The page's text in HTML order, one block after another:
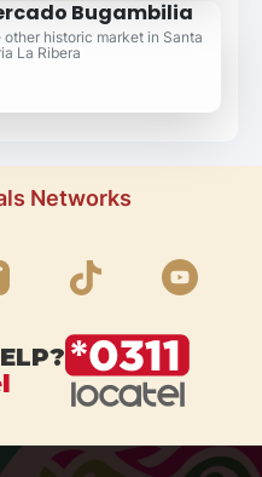
Bugambilia
other historic market in Santa
La Ribera
Networks